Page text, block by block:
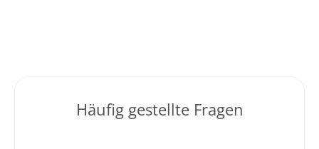
Häufig gestellte Fragen